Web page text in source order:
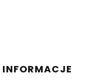
INFORMACJE